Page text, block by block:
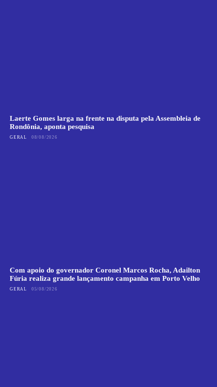
Laerte Gomes larga na frente na disputa pela Assembleia de
Rondônia, aponta pesquisa
GERAL 08/08/2026
Com apoio do governador Coronel Marcos Rocha, Adailton
Fúria realiza grande lançamento campanha em Porto Velho
GERAL 05/08/2026